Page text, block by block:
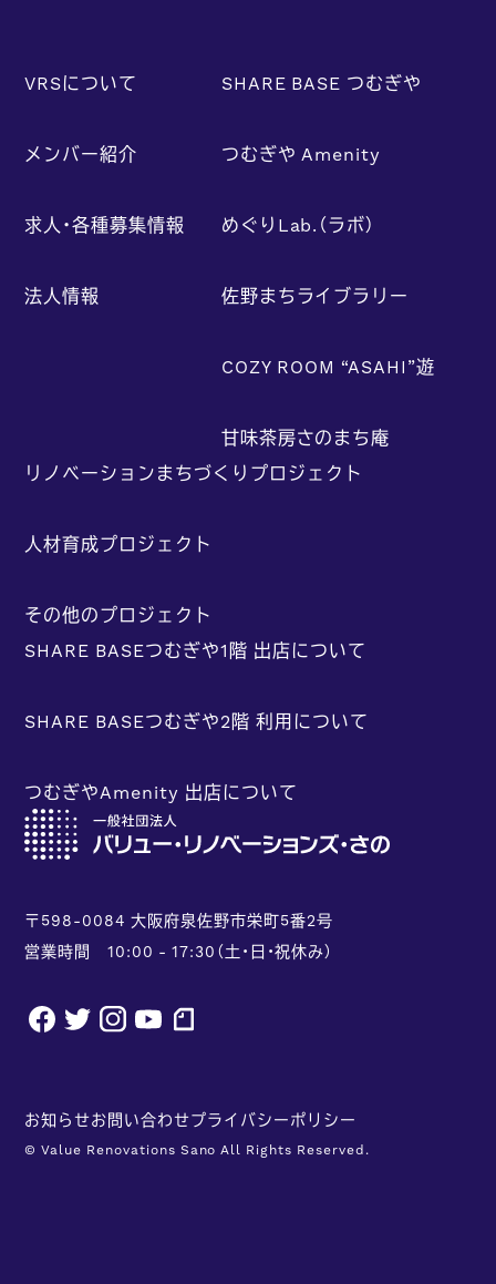
VRSについて
メンバー紹介
求人・各種募集情報
法人情報
SHARE BASE つむぎや
つむぎや Amenity
めぐりLab.（ラボ）
佐野まちライブラリー
COZY ROOM “ASAHI”遊
甘味茶房さのまち庵
リノベーションまちづくりプロジェクト
人材育成プロジェクト
その他のプロジェクト
SHARE BASEつむぎや1階 出店について
SHARE BASEつむぎや2階 利用について
つむぎやAmenity 出店について
〒598-0084 大阪府泉佐野市栄町5番2号
営業時間 10:00 - 17:30（土・日・祝休み）
facebook
twitterinstagram
youtube
お知らせお問い合わせプライバシーポリシー
© Value Renovations Sano All Rights Reserved.